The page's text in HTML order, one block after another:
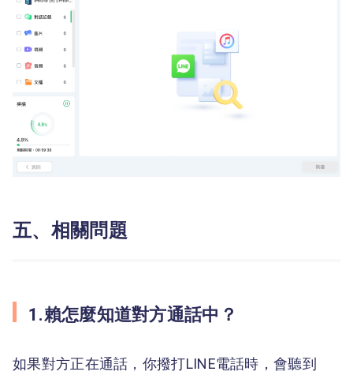
五、相關問題
1.賴怎麼知道對方通話中？
如果對方正在通話，你撥打LINE電話時，會聽到